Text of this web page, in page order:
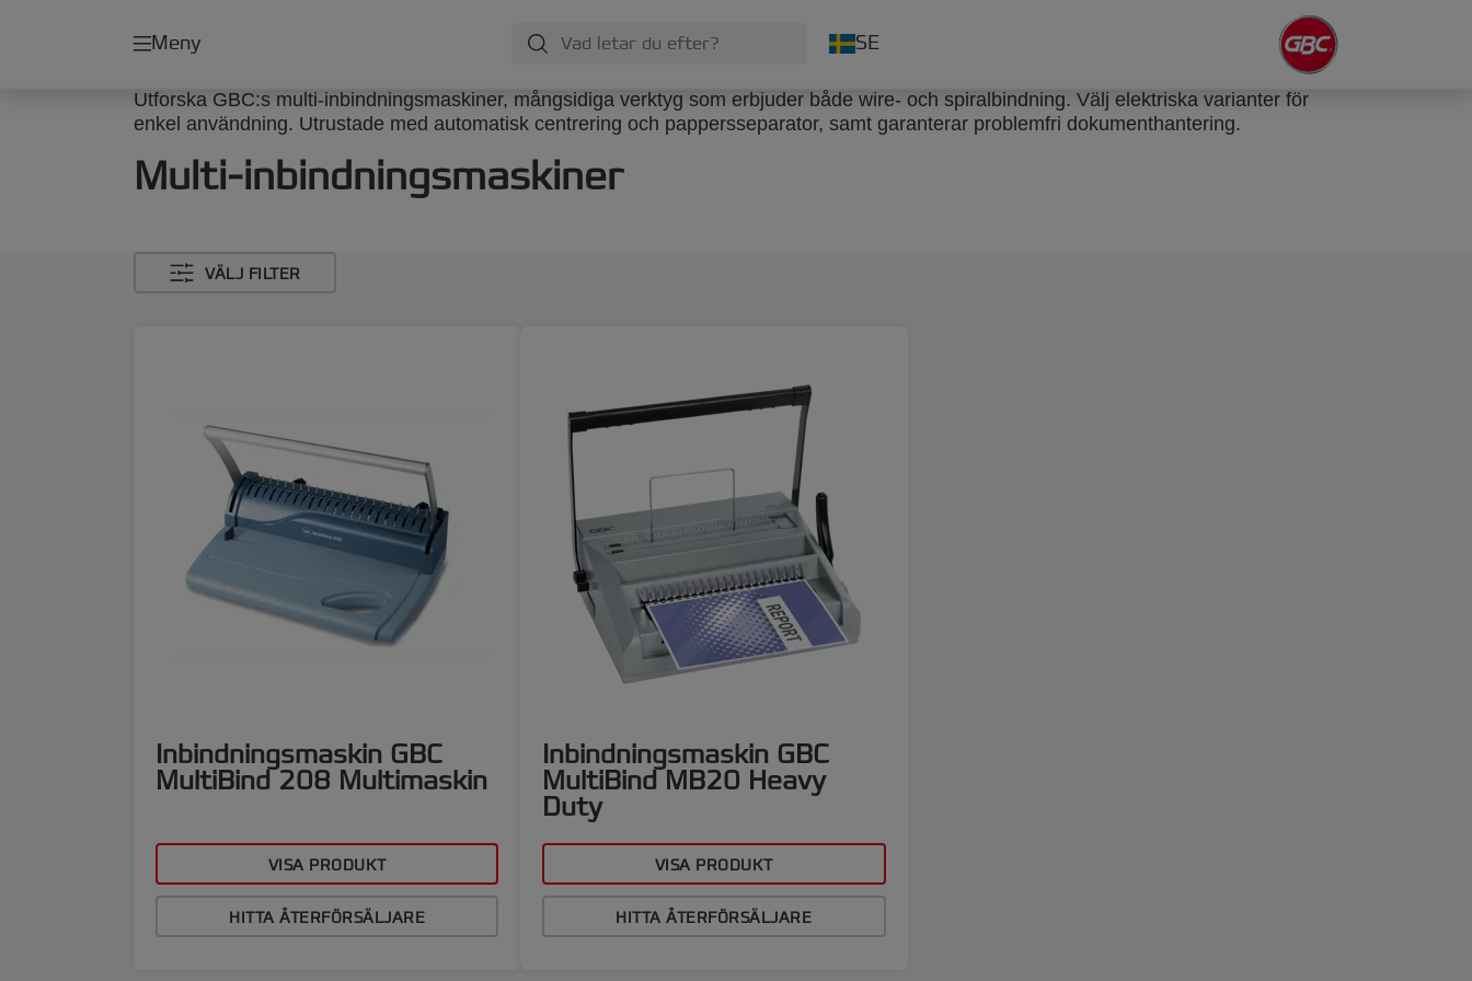
Meny SE
Utforska GBC:s multi-inbindningsmaskiner, mångsidiga verktyg som erbjuder både wire- och spiralbindning. Välj elektriska varianter för
enkel användning. Utrustade med automatisk centrering och pappersseparator, samt garanterar problemfri dokumenthantering.
Multi-inbindningsmaskiner
VÄLJ FILTER
Inbindningsmaskin GBC
MultiBind 208 Multimaskin
VISA PRODUKT
HITTA ÅTERFÖRSÄLJARE
Inbindningsmaskin GBC
MultiBind MB20 Heavy
Duty
VISA PRODUKT
HITTA ÅTERFÖRSÄLJARE